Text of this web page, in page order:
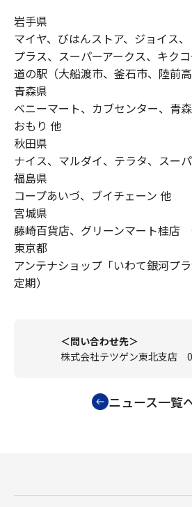
岩手県
マイヤ、びはんストア、ジョイス
プラス、スーパーアークス、キク
道の駅（大船渡市、釜石市、陸前高
青森県
ベニーマート、カブセンター、青
おもり 他
秋田県
ナイス、マルダイ、テラタ、スー
福島県
コープあいづ、ブイチェーン 他
宮城県
藤崎百貨店、グリーンマート桂店
東京都
アンテナショップ「いわて銀河プ
定期）
＜問い合わせ先＞
株式会社テツゲン東北支店
ニュース一覧